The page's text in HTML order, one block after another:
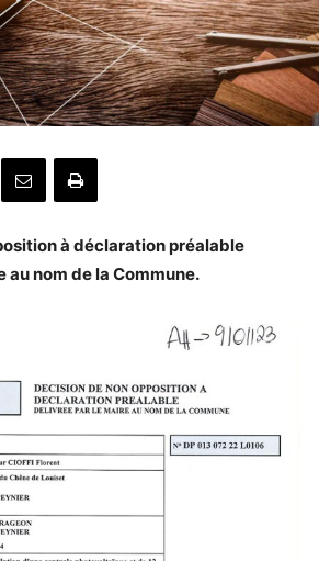
à déclaration préalable
au nom de la Commune.